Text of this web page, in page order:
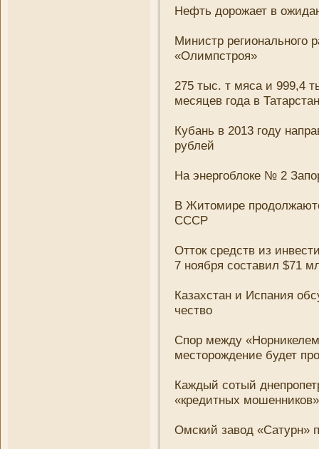
Нефть дорожает в
Мини­стр регионального
«Олимпстроя»
275 тыс. т мяса и 999,4
месяцев года в
Кубань в 2013 году
рублей
На энергоблоке № 2
В Житомире
СССР
Отток средств из
7 ноября составил $71
Казахстан и Испани­я
чество
Спор между
месторождени­е будет
Каждый сотый
«кредитных мошенни­ков»
Омский завод «Сатурн»